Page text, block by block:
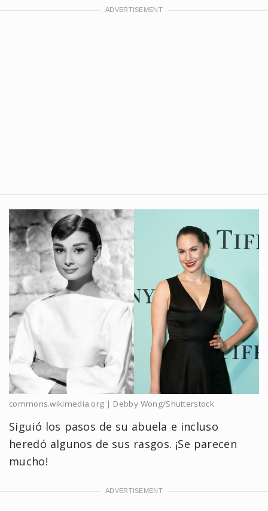
commons.wikimedia.org | Debby Wong/Shutterstock
Siguió los pasos de su abuela e incluso
heredó algunos de sus rasgos. ¡Se parecen
mucho!